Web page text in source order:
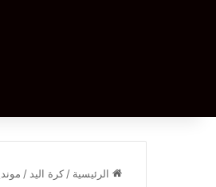
الرئيسية / كرة اليد /